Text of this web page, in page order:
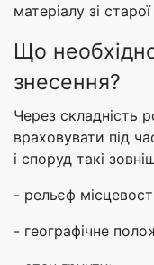
матеріалу зі
Що
знесення?
Через складність
враховувати під
і споруд такі
- рельєф
- географічне